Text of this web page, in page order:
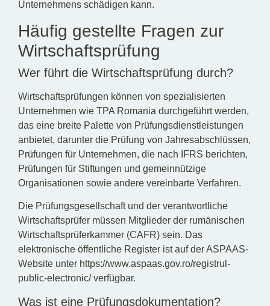
Unternehmens schädigen kann.
Häufig gestellte Fragen zur
Wirtschaftsprüfung
Wer führt die Wirtschaftsprüfung durch?
Wirtschaftsprüfungen können von spezialisierten
Unternehmen wie TPA Romania durchgeführt werden,
das eine breite Palette von Prüfungsdienstleistungen
anbietet, darunter die Prüfung von Jahresabschlüssen,
Prüfungen für Unternehmen, die nach IFRS berichten,
Prüfungen für Stiftungen und gemeinnützige
Organisationen sowie andere vereinbarte Verfahren.
Die Prüfungsgesellschaft und der verantwortliche
Wirtschaftsprüfer müssen Mitglieder der rumänischen
Wirtschaftsprüferkammer (CAFR) sein. Das
elektronische öffentliche Register ist auf der ASPAAS-
Website unter https://www.aspaas.gov.ro/registrul-
public-electronic/ verfügbar.
Was ist eine Prüfungsdokumentation?